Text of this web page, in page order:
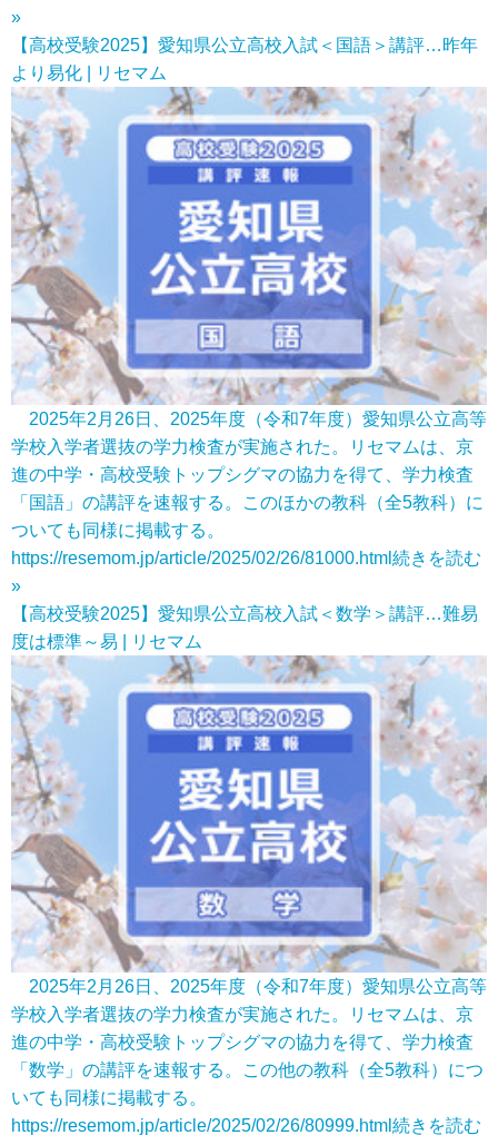
»
【高校受験2025】愛知県公立高校入試＜国語＞講評…昨年
より易化 | リセマム
2025年2月26日、2025年度（令和7年度）愛知県公立高等
学校入学者選抜の学力検査が実施された。リセマムは、京
進の中学・高校受験トップシグマの協力を得て、学力検査
「国語」の講評を速報する。このほかの教科（全5教科）に
ついても同様に掲載する。
https://resemom.jp/article/2025/02/26/81000.html 続きを読む
»
【高校受験2025】愛知県公立高校入試＜数学＞講評…難易
度は標準～易 | リセマム
2025年2月26日、2025年度（令和7年度）愛知県公立高等
学校入学者選抜の学力検査が実施された。リセマムは、京
進の中学・高校受験トップシグマの協力を得て、学力検査
「数学」の講評を速報する。この他の教科（全5教科）につ
いても同様に掲載する。
https://resemom.jp/article/2025/02/26/80999.html 続きを読む